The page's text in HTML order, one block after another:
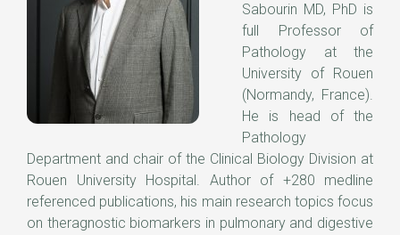
Sabourin MD, PhD is
full Professor of
Pathology at the
University of Rouen
(Normandy, France).
He is head of the
Pathology
Department and chair of the Clinical Biology Division at
Rouen University Hospital. Author of +280 medline
referenced publications, his main research topics focus
on theragnostic biomarkers in pulmonary and digestive